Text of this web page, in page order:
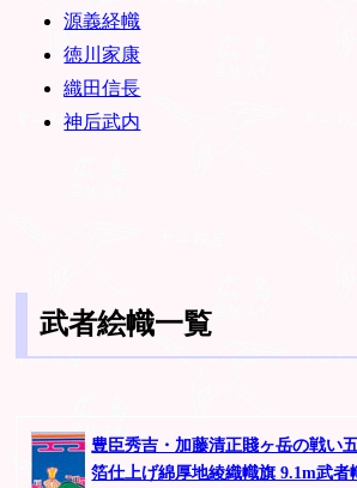
源義経幟
徳川家康
織田信長
神后武内
武者絵幟一覧
豊臣秀吉・加藤清正賤ヶ岳の戦い
箔仕上げ綿厚地綾織幟旗 9.1m武者